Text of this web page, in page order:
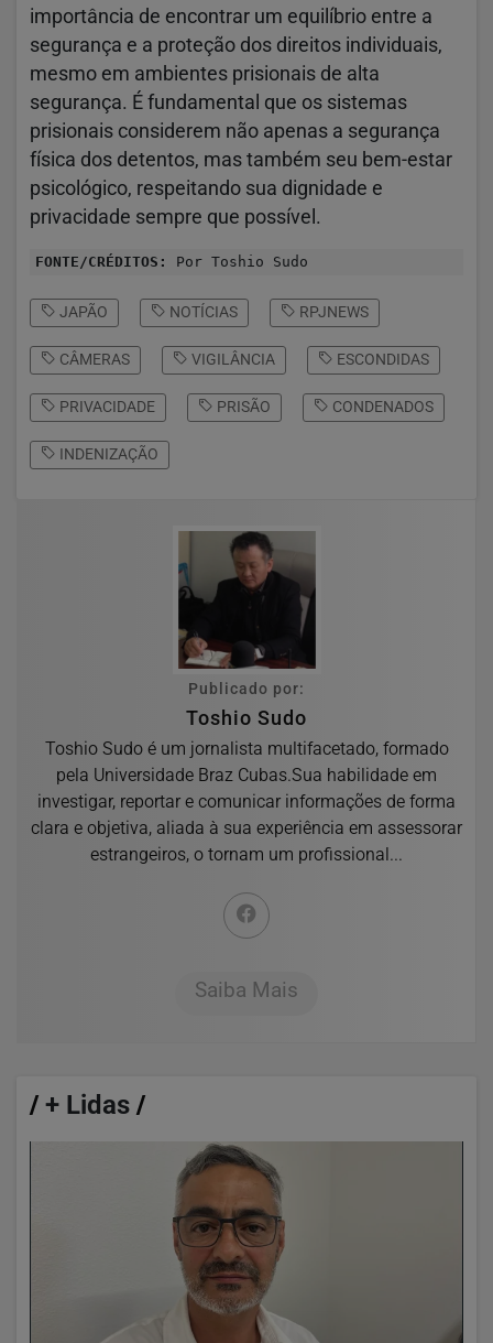
importância de encontrar um equilíbrio entre a
segurança e a proteção dos direitos individuais,
mesmo em ambientes prisionais de alta
segurança. É fundamental que os sistemas
prisionais considerem não apenas a segurança
física dos detentos, mas também seu bem-estar
psicológico, respeitando sua dignidade e
privacidade sempre que possível.
FONTE/CRÉDITOS: Por Toshio Sudo
JAPÃO NOTÍCIAS RPJNEWS
CÂMERAS VIGILÂNCIA ESCONDIDAS
PRIVACIDADE PRISÃO CONDENADOS
INDENIZAÇÃO
Publicado por:
Toshio Sudo
Toshio Sudo é um jornalista multifacetado, formado
pela Universidade Braz Cubas.Sua habilidade em
investigar, reportar e comunicar informações de forma
clara e objetiva, aliada à sua experiência em assessorar
estrangeiros, o tornam um profissional...
Saiba Mais
/ + Lidas /